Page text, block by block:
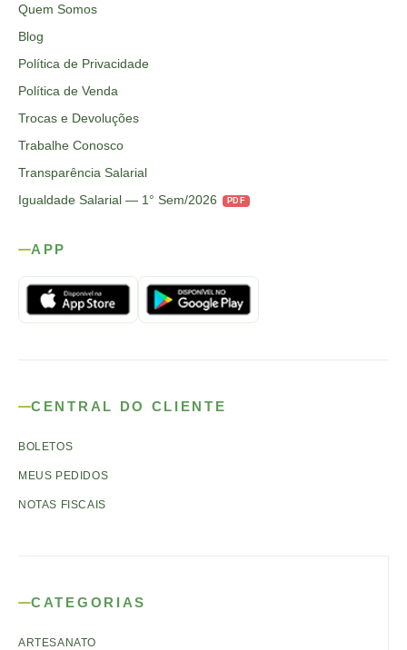
Quem Somos
Blog
Política de Privacidade
Política de Venda
Trocas e Devoluções
Trabalhe Conosco
Transparência Salarial
Igualdade Salarial — 1° Sem/2026
PDF
APP
CENTRAL DO CLIENTE
BOLETOS
MEUS PEDIDOS
NOTAS FISCAIS
CATEGORIAS
ARTESANATO